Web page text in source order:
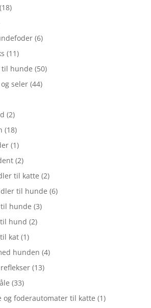
(18)
(6)
(11)
til hunde (50)
seler (44)
(2)
(18)
(1)
(2)
til katte (2)
til hunde (6)
hunde (3)
hund (2)
kat (1)
hunden (4)
(13)
(33)
og foderautomater til katte (1)